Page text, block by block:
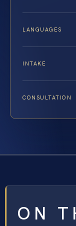
LANGUAGES
INTAKE
CONSULTATION
ON